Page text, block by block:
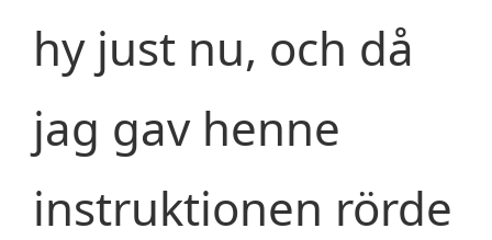
hy just nu, och då
jag gav henne
instruktionen rörde